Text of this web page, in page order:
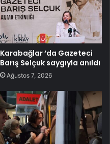
Karabağlar ‘da Gazeteci
Barış Selçuk saygıyla anıldı
Ağustos 7, 2026